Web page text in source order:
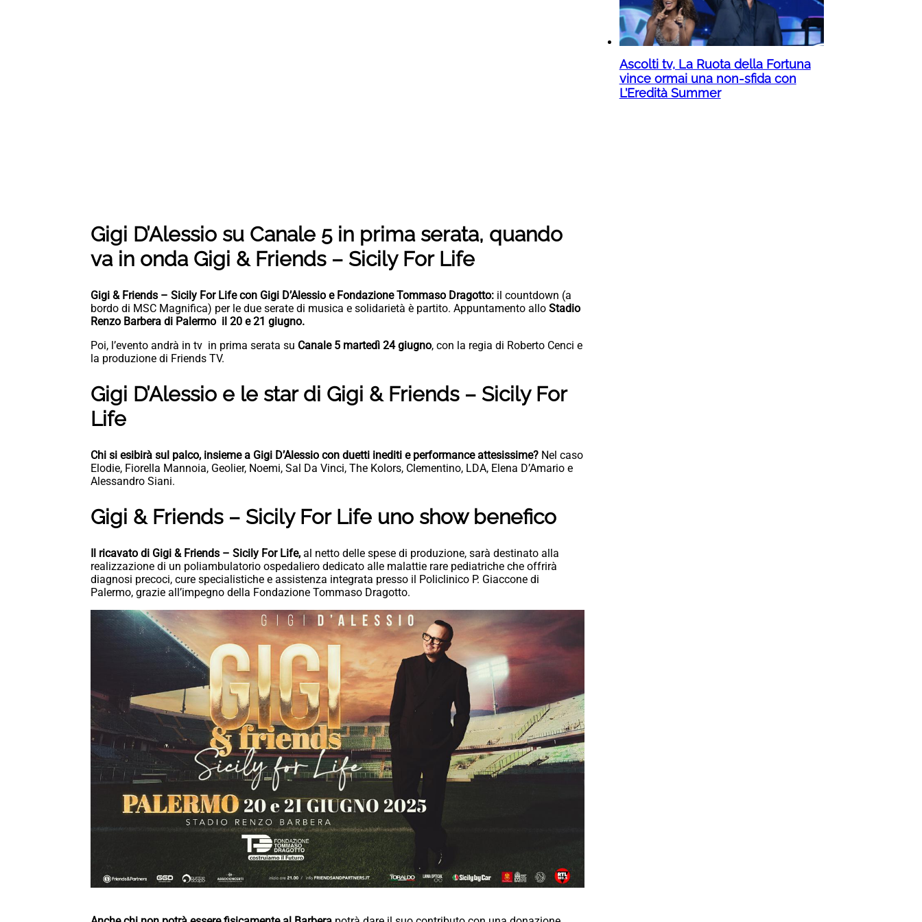
Gigi D’Alessio su Canale 5 in prima serata, quando
va in onda Gigi & Friends – Sicily For Life
Gigi & Friends – Sicily For Life con Gigi D’Alessio e Fondazione Tommaso Dragotto: il countdown (a
bordo di MSC Magnifica) per le due serate di musica e solidarietà è partito. Appuntamento allo Stadio
Renzo Barbera di Palermo il 20 e 21 giugno.
Poi, l’evento andrà in tv in prima serata su Canale 5 martedì 24 giugno, con la regia di Roberto Cenci e
la produzione di Friends TV.
Gigi D’Alessio e le star di Gigi & Friends – Sicily For
Life
Chi si esibirà sul palco, insieme a Gigi D’Alessio con duetti inediti e performance attesissime? Nel caso
Elodie, Fiorella Mannoia, Geolier, Noemi, Sal Da Vinci, The Kolors, Clementino, LDA, Elena D’Amario e
Alessandro Siani.
Gigi & Friends – Sicily For Life uno show benefico
Il ricavato di Gigi & Friends – Sicily For Life, al netto delle spese di produzione, sarà destinato alla
realizzazione di un poliambulatorio ospedaliero dedicato alle malattie rare pediatriche che offrirà
diagnosi precoci, cure specialistiche e assistenza integrata presso il Policlinico P. Giaccone di
Palermo, grazie all’impegno della Fondazione Tommaso Dragotto.
Ascolti tv, La Ruota della Fortuna
vince ormai una non-sfida con
L’Eredità Summer